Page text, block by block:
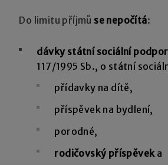
Do limitu příjmů se nepočítá:
dávky státní sociální
117/1995 Sb., o státní
přídavky na dítě,
příspěvek na bydlení,
porodné,
rodičovský příspěveka